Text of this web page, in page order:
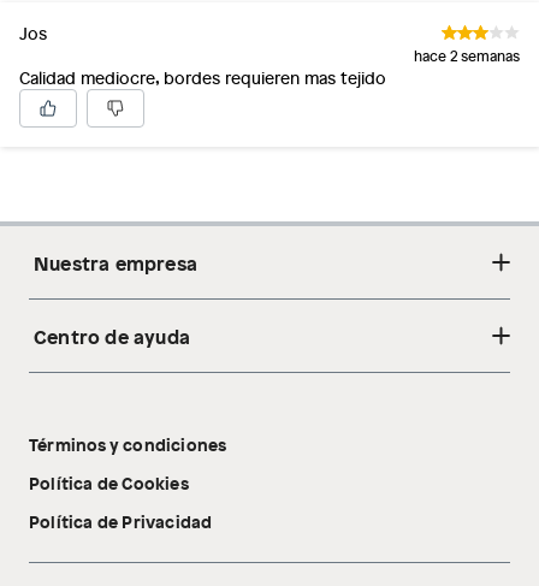
Jos
hace 2 semanas
Calidad mediocre, bordes requieren mas tejido
Nuestra empresa
Acerca de nosotros
Tecnología Pillow Walk
Centro de ayuda
Libro de reclamaciones
Términos y condiciones
Política de Cookies
Política de Privacidad